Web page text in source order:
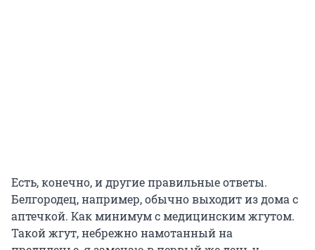
Есть, конечно, и другие правильные ответы.
Белгородец, например, обычно выходит из дома с
аптечкой. Как минимум с медицинским жгутом.
Такой жгут, небрежно намотанный на